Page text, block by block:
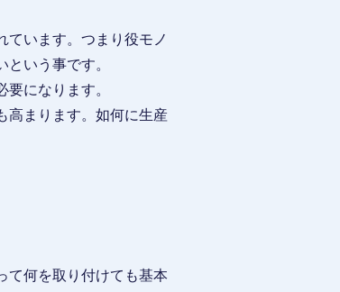
ています。つまり役モノ
いう事です。
になります。
高まります。如何に生産
て何を取り付けても基本